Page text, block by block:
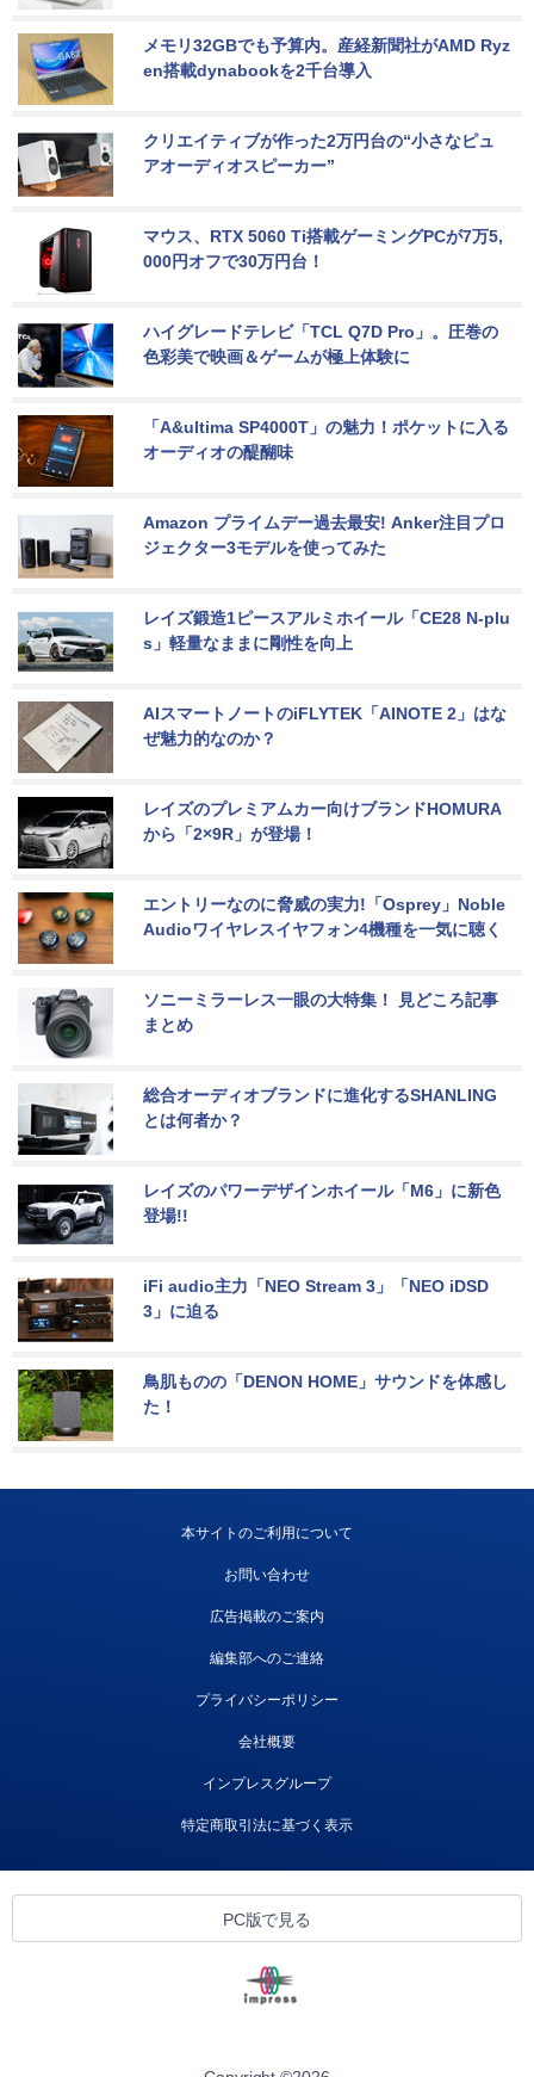
メモリ32GBでも予算内。産経新聞社がAMD Ryz
en搭載dynabookを2千台導入
クリエイティブが作った2万円台の“小さなピュ
アオーディオスピーカー”
マウス、RTX 5060 Ti搭載ゲーミングPCが7万5,
000円オフで30万円台！
ハイグレードテレビ「TCL Q7D Pro」。圧巻の
色彩美で映画＆ゲームが極上体験に
「A&ultima SP4000T」の魅力！ポケットに入る
オーディオの醍醐味
Amazon プライムデー過去最安! Anker注目プロ
ジェクター3モデルを使ってみた
レイズ鍛造1ピースアルミホイール「CE28 N-plu
s」軽量なままに剛性を向上
AIスマートノートのiFLYTEK「AINOTE 2」はな
ぜ魅力的なのか？
レイズのプレミアムカー向けブランドHOMURA
から「2×9R」が登場！
エントリーなのに脅威の実力!「Osprey」Noble
Audioワイヤレスイヤフォン4機種を一気に聴く
ソニーミラーレス一眼の大特集！ 見どころ記事
まとめ
総合オーディオブランドに進化するSHANLING
とは何者か？
レイズのパワーデザインホイール「M6」に新色
登場!!
iFi audio主力「NEO Stream 3」「NEO iDSD
3」に迫る
鳥肌ものの「DENON HOME」サウンドを体感し
た！
本サイトのご利用について
お問い合わせ
広告掲載のご案内
編集部へのご連絡
プライバシーポリシー
会社概要
インプレスグループ
特定商取引法に基づく表示
PC版で見る